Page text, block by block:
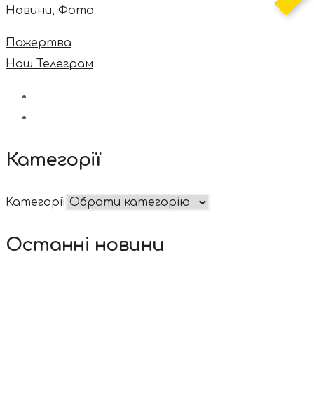
Новини, Фото
Пожертва
Наш Телеграм
Категорії
Категорії
Останні новини